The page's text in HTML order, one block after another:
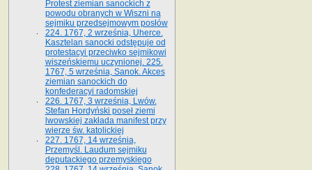
Protest ziemian sanockich z
powodu obranych w Wiszni na
sejmiku przedsejmo­wym posłów
224. 1767, 2 września, Uherce.
Kasztelan sanocki odstępuje od
protestacyi przeciwko sejmikowi
wiszeńskiemu uczynionej. 225.
1767, 5 września, Sanok. Akces
ziemian sanockich do
konfederacyi radomskiej
226. 1767, 3 września, Lwów.
Stefan Hordyński poseł ziemi
lwowskiej zakłada manifest przy
wierze św. ka­tolickiej
227. 1767, 14 września,
Przemyśl. Laudum sejmiku
deputackiego przemyskiego